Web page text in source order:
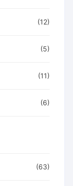
(12)
(5)
(11)
(6)
(63)